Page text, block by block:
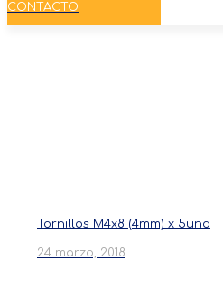
CONTACTO
Tornillos M4x8 (4mm) x 5und
24 marzo, 2018